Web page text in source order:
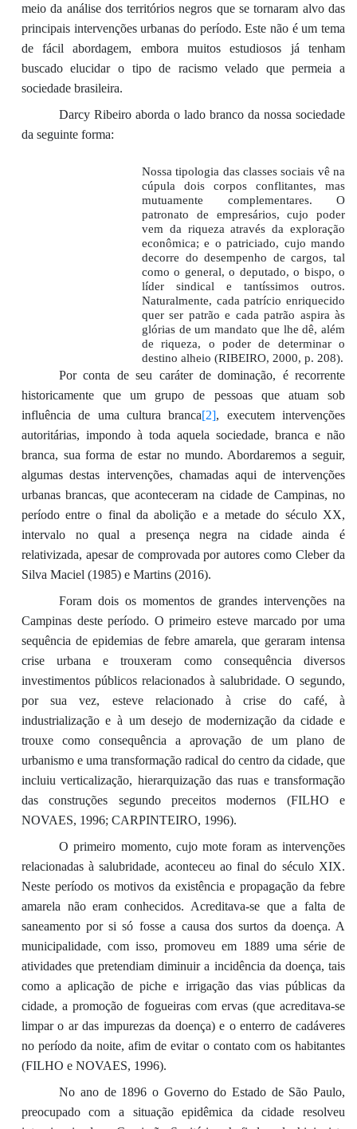
meio da análise dos territórios negros que se tornaram alvo das
principais intervenções urbanas do período. Este não é um tema
de fácil abordagem, embora muitos estudiosos já tenham
buscado elucidar o tipo de racismo velado que permeia a
sociedade brasileira.
Darcy Ribeiro aborda o lado branco da nossa sociedade
da seguinte forma:
Nossa tipologia das classes sociais vê na
cúpula dois corpos conflitantes, mas
mutuamente complementares. O
patronato de empresários, cujo poder
vem da riqueza através da exploração
econômica; e o patriciado, cujo mando
decorre do desempenho de cargos, tal
como o general, o deputado, o bispo, o
líder sindical e tantíssimos outros.
Naturalmente, cada patrício enriquecido
quer ser patrão e cada patrão aspira às
glórias de um mandato que lhe dê, além
de riqueza, o poder de determinar o
destino alheio (RIBEIRO, 2000, p. 208).
Por conta de seu caráter de dominação, é recorrente
historicamente que um grupo de pessoas que atuam sob
influência de uma cultura branca[2], executem intervenções
autoritárias, impondo à toda aquela sociedade, branca e não
branca, sua forma de estar no mundo. Abordaremos a seguir,
algumas destas intervenções, chamadas aqui de intervenções
urbanas brancas, que aconteceram na cidade de Campinas, no
período entre o final da abolição e a metade do século XX,
intervalo no qual a presença negra na cidade ainda é
relativizada, apesar de comprovada por autores como Cleber da
Silva Maciel (1985) e Martins (2016).
Foram dois os momentos de grandes intervenções na
Campinas deste período. O primeiro esteve marcado por uma
sequência de epidemias de febre amarela, que geraram intensa
crise urbana e trouxeram como consequência diversos
investimentos públicos relacionados à salubridade. O segundo,
por sua vez, esteve relacionado à crise do café, à
industrialização e à um desejo de modernização da cidade e
trouxe como consequência a aprovação de um plano de
urbanismo e uma transformação radical do centro da cidade, que
incluiu verticalização, hierarquização das ruas e transformação
das construções segundo preceitos modernos (FILHO e
NOVAES, 1996; CARPINTEIRO, 1996).
O primeiro momento, cujo mote foram as intervenções
relacionadas à salubridade, aconteceu ao final do século XIX.
Neste período os motivos da existência e propagação da febre
amarela não eram conhecidos. Acreditava-se que a falta de
saneamento por si só fosse a causa dos surtos da doença. A
municipalidade, com isso, promoveu em 1889 uma série de
atividades que pretendiam diminuir a incidência da doença, tais
como a aplicação de piche e irrigação das vias públicas da
cidade, a promoção de fogueiras com ervas (que acreditava-se
limpar o ar das impurezas da doença) e o enterro de cadáveres
no período da noite, afim de evitar o contato com os habitantes
(FILHO e NOVAES, 1996).
No ano de 1896 o Governo do Estado de São Paulo,
preocupado com a situação epidêmica da cidade resolveu